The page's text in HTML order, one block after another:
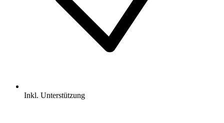
Inkl. Unterstützung